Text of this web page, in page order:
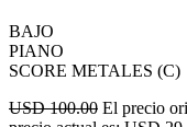
BAJO
PIANO
SCORE METALES (C)
USD 100.00 El precio